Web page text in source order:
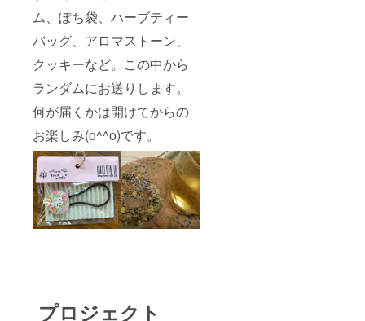
ム、ぽち袋、ハーブティー
バッグ、アロマストーン、
クッキーなど。この中から
ランダムにお送りします。
何が届くかは開けてからの
お楽しみ(o^^o)です。
プロジェクト